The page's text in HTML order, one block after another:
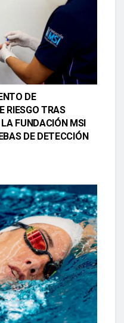
DE
RIESGO TRAS
FUNDACIÓN MSI
DE DETECCIÓN